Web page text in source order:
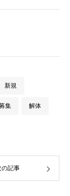
新規
集 解体
の記事